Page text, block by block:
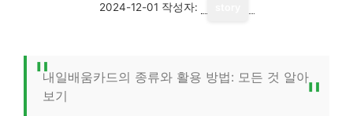
2024-12-01 작성자:
내일배움카드의 종류와 활용 방법: 모든 것 알아
보기